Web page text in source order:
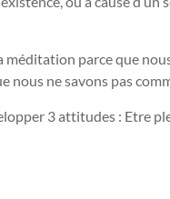
méditation parce que
nous ne savons pas
3 attitudes : Etre